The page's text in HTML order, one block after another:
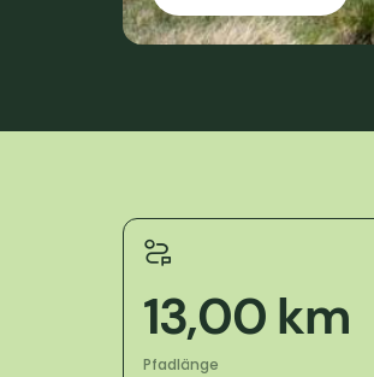
13,00 km
Pfadlänge